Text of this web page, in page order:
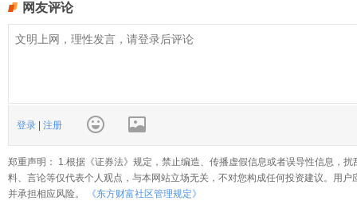
网友评论
登录 注册
郑重声明： 1.根据《证券法》规定，禁止编造、传播虚假信息或者误导性信息，
料、言论等仅代表个人观点，与本网站立场无关，不对您构成任何投资建议。用
并承担相应风险。
《东方财富社区管理规定》